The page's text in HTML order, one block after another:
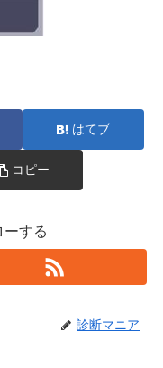
はてブ
コピー
する
診断マニア